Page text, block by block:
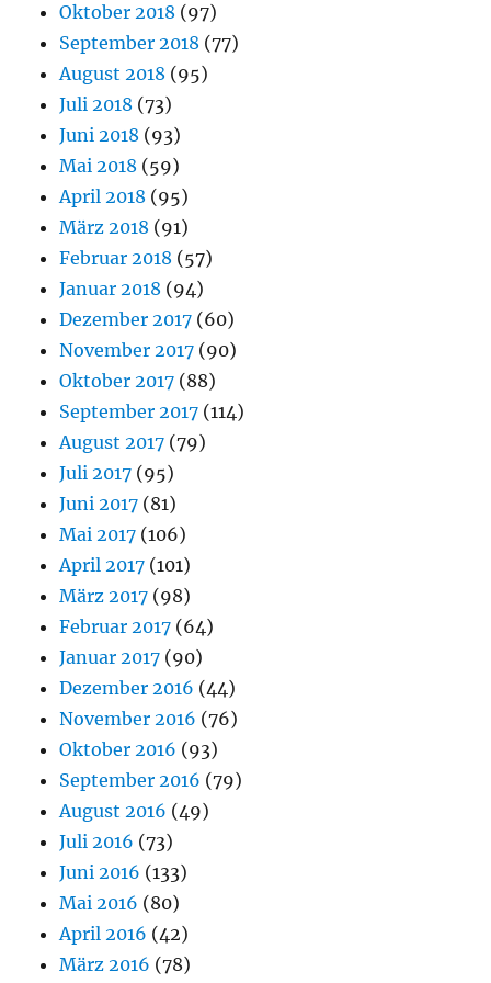
Oktober 2018 (97)
September 2018 (77)
August 2018 (95)
Juli 2018 (73)
Juni 2018 (93)
Mai 2018 (59)
April 2018 (95)
März 2018 (91)
Februar 2018 (57)
Januar 2018 (94)
Dezember 2017 (60)
November 2017 (90)
Oktober 2017 (88)
September 2017 (114)
August 2017 (79)
Juli 2017 (95)
Juni 2017 (81)
Mai 2017 (106)
April 2017 (101)
März 2017 (98)
Februar 2017 (64)
Januar 2017 (90)
Dezember 2016 (44)
November 2016 (76)
Oktober 2016 (93)
September 2016 (79)
August 2016 (49)
Juli 2016 (73)
Juni 2016 (133)
Mai 2016 (80)
April 2016 (42)
März 2016 (78)